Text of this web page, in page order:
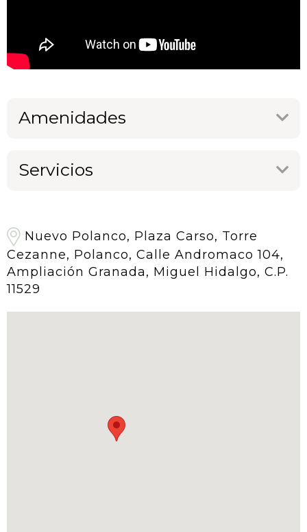
Amenidades
Servicios
Nuevo Polanco, Plaza Carso, Torre
Cezanne, Polanco, Calle Andromaco 104,
Ampliación Granada, Miguel Hidalgo, C.P.
11529